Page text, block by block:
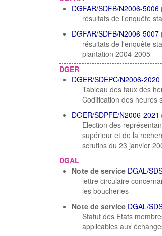
DGFAR/SDFB/N2006-5006
résultats de l'enquête
DGFAR/SDFB/N2006-5007
résultats de l'enquête
plantation 2004-2005
DGER
DGER/SDEPC/N2006-2020
Tableau des taux des
Codification des heures
DGER/SDPFE/N2006-2021
Election des
supérieur et de la
scrutins du 23 janvier
DGAL
Note de service DGAL/
lettre circulaire
les boucheries
Note de service DGAL/
Statut des Etats
applicables aux